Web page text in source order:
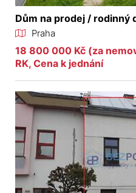
Dům na prodej / rodinný
Praha
18 800 000 Kč (za
RK, Cena k jednání